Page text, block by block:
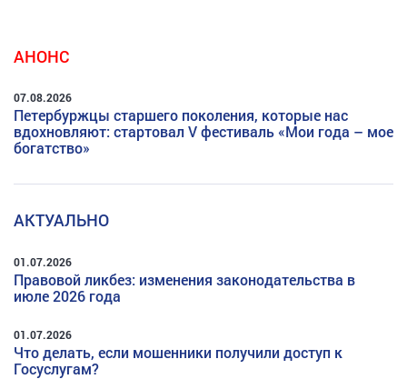
АНОНС
07.08.2026
Петербуржцы старшего поколения, которые нас
вдохновляют: стартовал V фестиваль «Мои года – мое
богатство»
АКТУАЛЬНО
01.07.2026
Правовой ликбез: изменения законодательства в
июле 2026 года
01.07.2026
Что делать, если мошенники получили доступ к
Госуслугам?